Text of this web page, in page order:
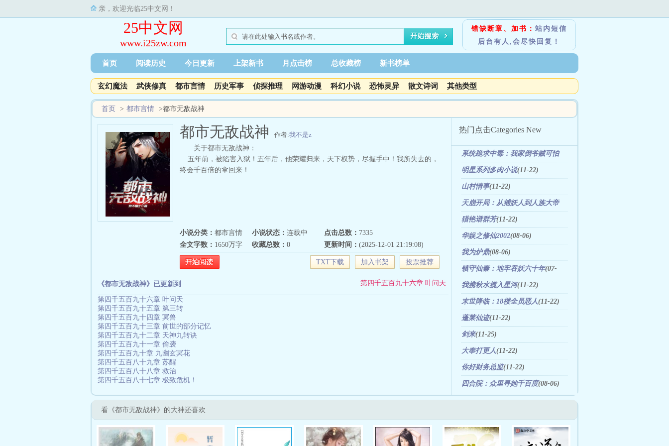
亲，欢迎光临25中文网！
25中文网
www.i25zw.com
错缺断章、加书： 站内短信
后台有人,会尽快回复！
首页 阅读历史 今日更新 上架新书 月点击榜 总收藏榜 新书榜单
玄幻魔法 武侠修真 都市言情 历史军事 侦探推理 网游动漫 科幻小说 恐怖灵异 散文诗词 其他类型
首页 > 都市言情 >都市无敌战神
都市无敌战神 作者:我不是z
关于都市无敌战神：
五年前，被陷害入狱！五年后，他荣耀归来，天下权势，尽握手中！我所失去的，
终会千百倍的拿回来！
小说分类： 都市言情 小说状态： 连载中 点击总数： 7335
全文字数： 1650万字 收藏总数： 0 更新时间： (2025-12-01 21:19:08)
TXT下载 加入书架 投票推荐
《都市无敌战神》已更新到 第四千五百九十六章 叶问天
第四千五百九十六章 叶问天
第四千五百九十五章 第三转
第四千五百九十四章 冥兽
第四千五百九十三章 前世的部分记忆
第四千五百九十二章 天神九转诀
第四千五百九十一章 偷袭
第四千五百九十章 九幽玄冥花
第四千五百八十九章 苏醒
第四千五百八十八章 救治
第四千五百八十七章 极致危机！
热门点击Categories New
系统跪求中毒：我家倒爷贼可怕
(11-22)
明星系列多肉小说(11-22)
山村情事(11-22)
天崩开局：从捕妖人到人族大帝
(08-07)
猎艳谱群芳(11-22)
华娱之修仙2002(08-06)
我为炉鼎(08-06)
镇守仙秦：地牢吞妖六十年(07-
31)
我携秋水揽入星河(11-22)
末世降临：18楼全员恶人(11-22)
蓬莱仙迹(11-22)
剑来(11-25)
大奉打更人(11-22)
你好财务总监(11-22)
四合院：众里寻她千百度(08-06)
看《都市无敌战神》的大神还喜欢